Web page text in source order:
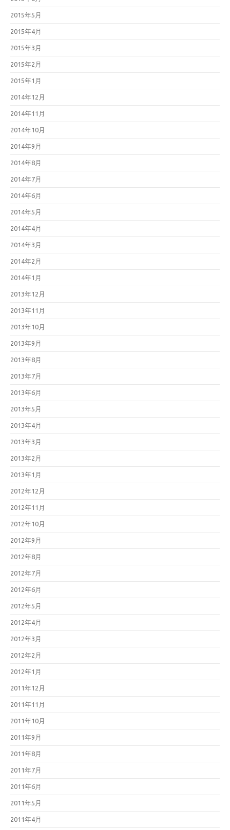
2015年5月
2015年4月
2015年3月
2015年2月
2015年1月
2014年12月
2014年11月
2014年10月
2014年9月
2014年8月
2014年7月
2014年6月
2014年5月
2014年4月
2014年3月
2014年2月
2014年1月
2013年12月
2013年11月
2013年10月
2013年9月
2013年8月
2013年7月
2013年6月
2013年5月
2013年4月
2013年3月
2013年2月
2013年1月
2012年12月
2012年11月
2012年10月
2012年9月
2012年8月
2012年7月
2012年6月
2012年5月
2012年4月
2012年3月
2012年2月
2012年1月
2011年12月
2011年11月
2011年10月
2011年9月
2011年8月
2011年7月
2011年6月
2011年5月
2011年4月